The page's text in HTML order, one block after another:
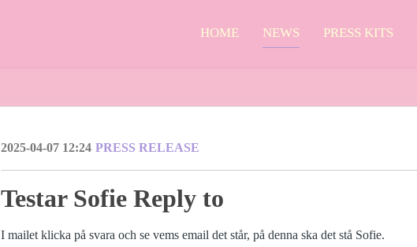
HOME NEWS PRESS KITS
2025-04-07 12:24 PRESS RELEASE
Testar Sofie Reply to
I mailet klicka på svara och se vems email det står, på denna ska det stå Sofie.